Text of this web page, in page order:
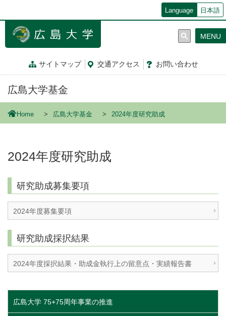
ン
Language 日本語
サイトマップ 交通アクセス お問い合わせ
MENU
広島大学基金
Home 広島大学基金 2024年度研究助成
2024年度研究助成
研究助成募集要項
2024年度募集要項
研究助成採択結果
2024年度採択結果・助成金執行上の留意点・実績報告書
広島大学 75+75周年事業の推進